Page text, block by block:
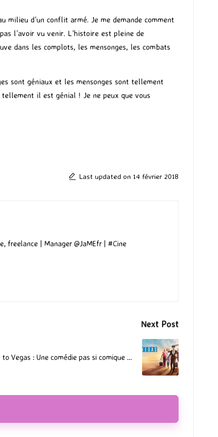
milieu d’un conflit armé. Je me demande comment
l’avoir vu venir. L’histoire est pleine de
dans les complots, les mensonges, les combats
sont géniaux et les mensonges sont tellement
il est génial ! Je ne peux que vous
Last updated on 14 février 2018
freelance | Manager @JaMEfr | #Cine
Next Post
Vegas : Une comédie pas si comique …